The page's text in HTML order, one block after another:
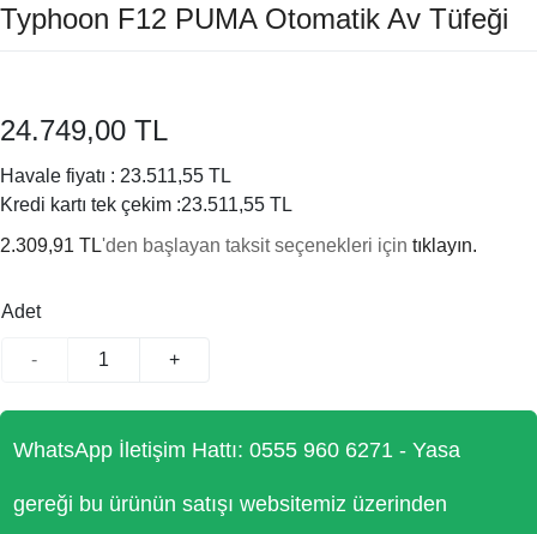
Typhoon F12 PUMA Otomatik Av Tüfeği
24.749,00 TL
Havale fiyatı : 23.511,55 TL
Kredi kartı tek çekim :23.511,55 TL
2.309,91 TL'den başlayan taksit seçenekleri için tıklayın.
Adet
- +
WhatsApp İletişim Hattı: 0555 960 6271 - Yasa
gereği bu ürünün satışı websitemiz üzerinden